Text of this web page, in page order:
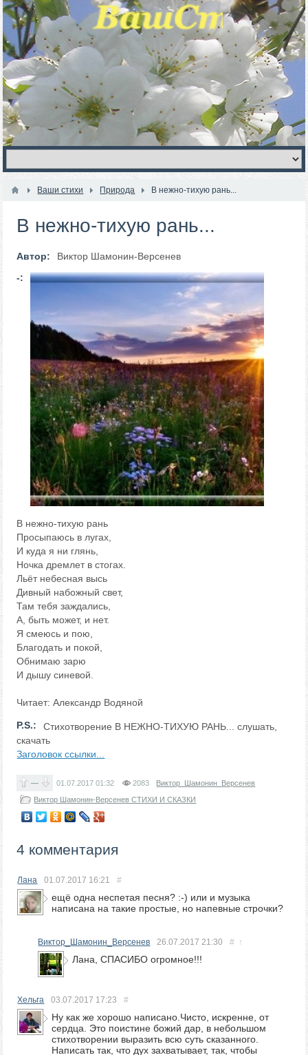
Ваши стихи Природа В нежно-тихую рань...
В нежно-тихую рань...
Автор:
Виктор Шамонин-Версенев
-:
В нежно-тихую рань
Просыпаюсь в лугах,
И куда я ни глянь,
Ночка дремлет в стогах.
Льёт небесная высь
Дивный набожный свет,
Там тебя заждались,
А, быть может, и нет.
Я смеюсь и пою,
Благодать и покой,
Обнимаю зарю
И дышу синевой.
Читает: Александр Водяной
P.S.:
Стихотворение В НЕЖНО-ТИХУЮ РАНЬ... слушать,
скачать
Заголовок ссылки...
— 01.07.201701:32 2083
Виктор_Шамонин_Версенев
Виктор Шамонин-Версенев СТИХИ И СКАЗКИ
4 комментария
Лана 01.07.2017 16:21 #
ещё одна неспетая песня? :-) или и музыка
написана на такие простые, но напевные строчки?
Виктор_Шамонин_Версенев 26.07.201721:30 # ↑
Лана, СПАСИБО огромное!!!
Хельга 03.07.2017 17:23 #
Ну как же хорошо написано.Чисто, искренне, от
сердца. Это поистине божий дар, в небольшом
стихотворении выразить всю суть сказанного.
Написать так, что дух захватывает, так, чтобы